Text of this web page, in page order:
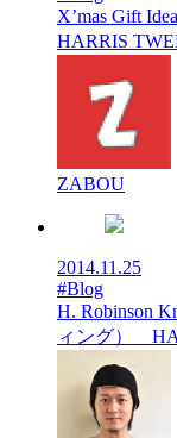
X’mas Gift
HARRIS
ZABOU
2014.11.25
#Blog
H. Robinson
ィング）